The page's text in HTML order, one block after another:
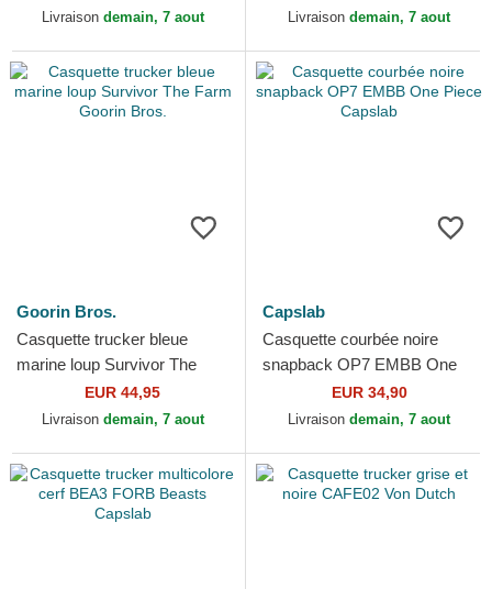
Yankees MLB Nike
Livraison demain, 7 aout Livraison demain, 7 aout
Goorin Bros.
Casquette trucker bleue
marine loup Survivor The
Farm Goorin Bros.
EUR 44,95
Livraison demain, 7 aout
Capslab
Casquette courbée noire
snapback OP7 EMBB One
Piece CapslabEUR 34,90
Livraison demain, 7 aout